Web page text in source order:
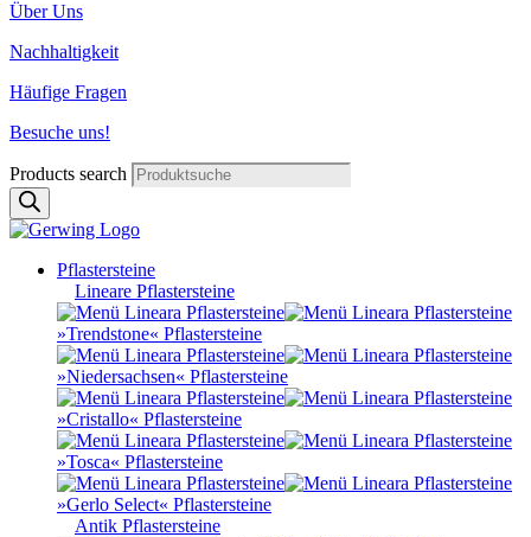
Über Uns
Nachhaltigkeit
Häufige Fragen
Besuche uns!
Products search
Pflastersteine
Lineare Pflastersteine
»Trendstone« Pflastersteine
»Niedersachsen« Pflastersteine
»Cristallo« Pflastersteine
»Tosca« Pflastersteine
»Gerlo Select« Pflastersteine
Antik Pflastersteine